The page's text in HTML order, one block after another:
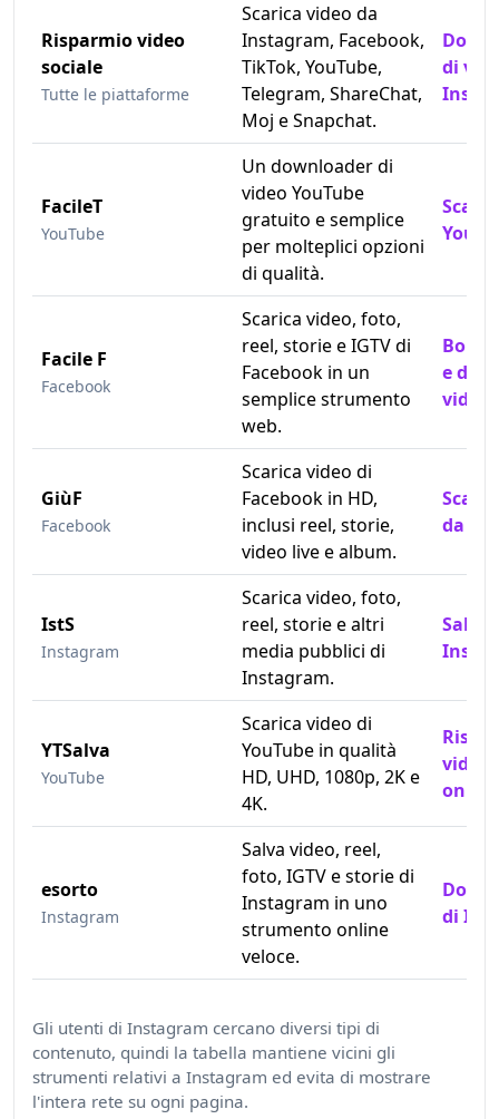
Risparmio video
sociale
Tutte le piattaforme
Scarica video da
Instagram, Facebook,
TikTok, YouTube,
Telegram, ShareChat,
Moj e Snapchat.
di
FacileT
YouTube
Un downloader di
video YouTube
gratuito e semplice
per molteplici opzioni
di qualità.
Facile F
Facebook
Scarica video, foto,
reel, storie e IGTV di
Facebook in un
semplice strumento
web.
e
video
GiùF
Facebook
Scarica video di
Facebook in HD,
inclusi reel, storie,
video live e album.
da
IstS
Instagram
Scarica video, foto,
reel, storie e altri
media pubblici di
Instagram.
Salva
YTSalva
YouTube
Scarica video di
YouTube in qualità
HD, UHD, 1080p, 2K e
4K.
video
online
esorto
Instagram
Salva video, reel,
foto, IGTV e storie di
Instagram in uno
strumento online
veloce.
di
Gli utenti di Instagram cercano diversi tipi di
contenuto, quindi la tabella mantiene vicini gli
strumenti relativi a Instagram ed evita di mostrare
l'intera rete su ogni pagina.